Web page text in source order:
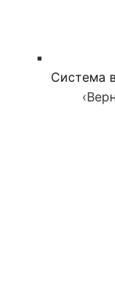
Система
‹